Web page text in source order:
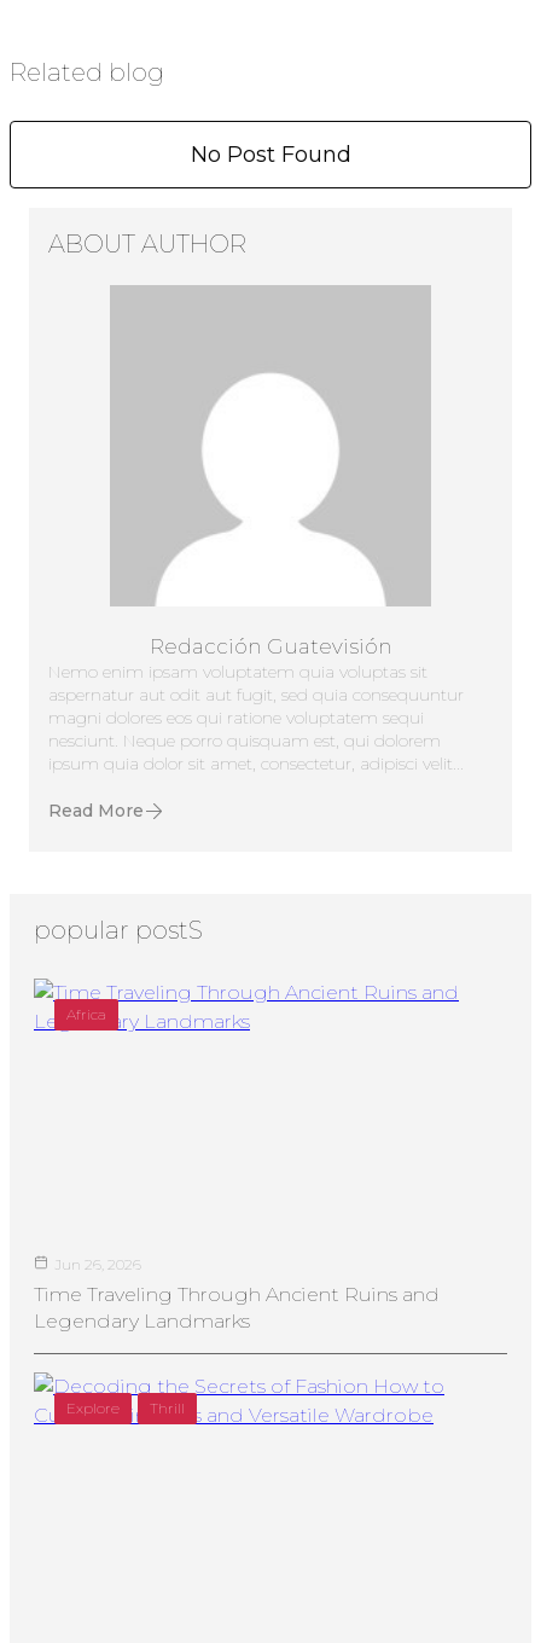
Related blog
No Post Found
ABOUT AUTHOR
Redacción Guatevisión
Nemo enim ipsam voluptatem quia voluptas sit
aspernatur aut odit aut fugit, sed quia consequuntur
magni dolores eos qui ratione voluptatem sequi
nesciunt. Neque porro quisquam est, qui dolorem
ipsum quia dolor sit amet, consectetur, adipisci velit...
Read More
popular postS
Africa
Jun 26, 2026
Time Traveling Through Ancient Ruins and
Legendary Landmarks
Explore Thrill